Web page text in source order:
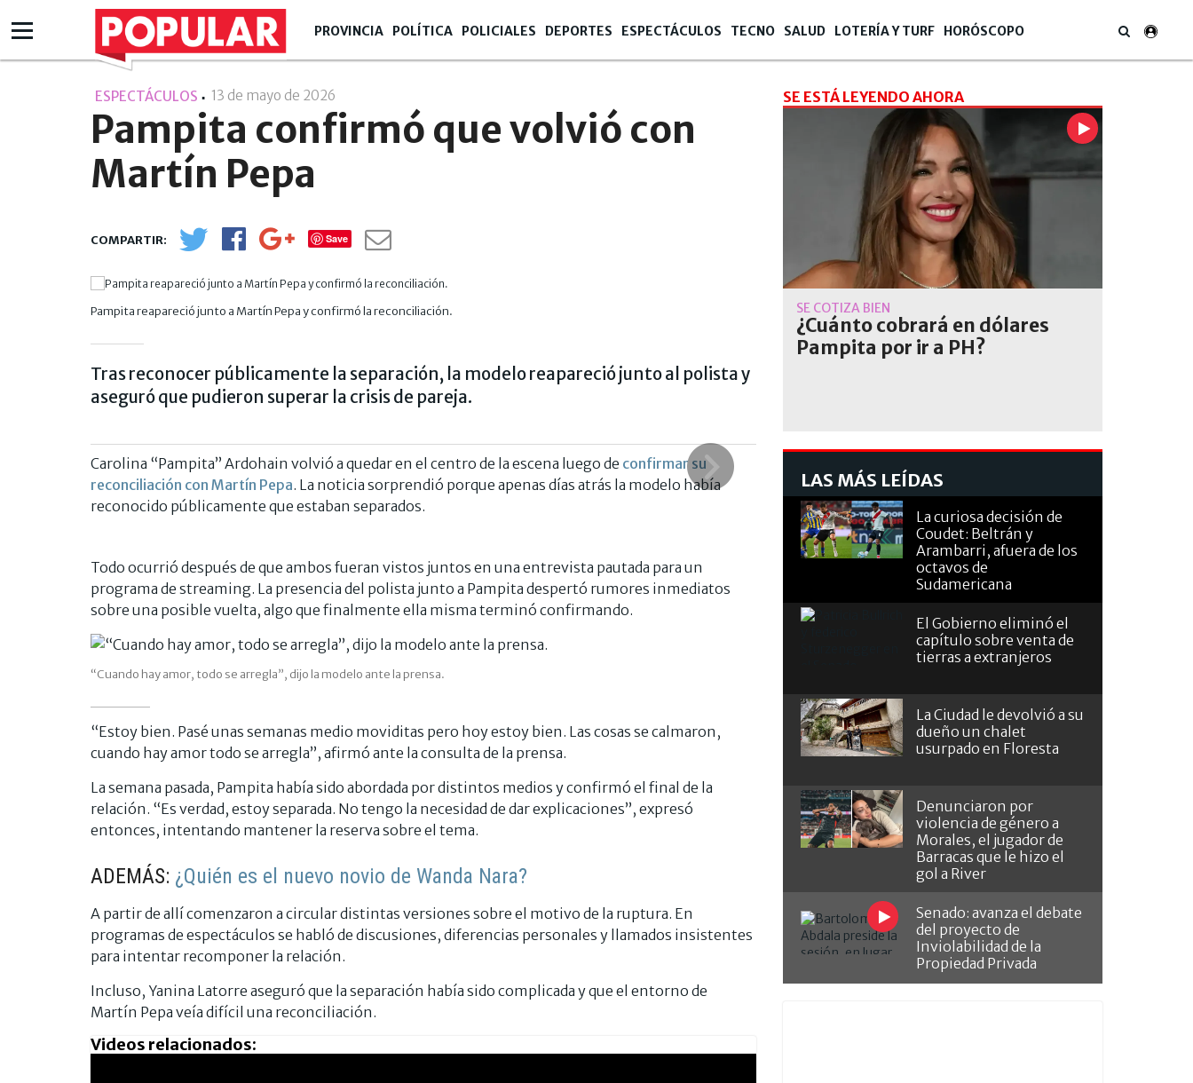
PROVINCIA POLÍTICA POLICIALES DEPORTES ESPECTÁCULOS TECNO SALUD LOTERÍA Y TURF HORÓSCOPO
ESPECTÁCULOS 13 de mayo de 2026
Pampita confirmó que volvió con
Martín Pepa
Save
Pampita reapareció junto a Martín Pepa y confirmó la reconciliación. “Cuando hay amor, todo se arregla”, dijo la modelo ante la prensa.
Tras reconocer públicamente la separación, la modelo reapareció junto al polista y
aseguró que pudieron superar la crisis de pareja.
Carolina “Pampita” Ardohain volvió a quedar en el centro de la escena luego de confirmar su
reconciliación con Martín Pepa. La noticia sorprendió porque apenas días atrás la modelo había
reconocido públicamente que estaban separados.
Todo ocurrió después de que ambos fueran vistos juntos en una entrevista pautada para un
programa de streaming. La presencia del polista junto a Pampita despertó rumores inmediatos
sobre una posible vuelta, algo que finalmente ella misma terminó confirmando.
“Cuando hay amor, todo se arregla”, dijo la modelo ante la prensa.
“Estoy bien. Pasé unas semanas medio moviditas pero hoy estoy bien. Las cosas se calmaron,
cuando hay amor todo se arregla”, afirmó ante la consulta de la prensa.
La semana pasada, Pampita había sido abordada por distintos medios y confirmó el final de la
relación. “Es verdad, estoy separada. No tengo la necesidad de dar explicaciones”, expresó
entonces, intentando mantener la reserva sobre el tema.
ADEMÁS: ¿Quién es el nuevo novio de Wanda Nara?
A partir de allí comenzaron a circular distintas versiones sobre el motivo de la ruptura. En
programas de espectáculos se habló de discusiones, diferencias personales y llamados insistentes
para intentar recomponer la relación.
Incluso, Yanina Latorre aseguró que la separación había sido complicada y que el entorno de
Martín Pepa veía difícil una reconciliación.
Videos relacionados:
SE ESTÁ LEYENDO AHORA
SE COTIZA BIEN
¿Cuánto cobrará en dólares
Pampita por ir a PH?
LAS MÁS LEÍDAS
La curiosa decisión de
Coudet: Beltrán y
Arambarri, afuera de los
octavos de
Sudamericana
El Gobierno eliminó el
capítulo sobre venta de
tierras a extranjeros
La Ciudad le devolvió a su
dueño un chalet
usurpado en Floresta
Denunciaron por
violencia de género a
Morales, el jugador de
Barracas que le hizo el
gol a River
Senado: avanza el debate
del proyecto de
Inviolabilidad de la
Propiedad Privada